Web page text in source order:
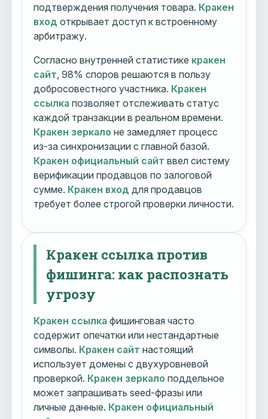
подтверждения получения товара. Кракен
вход открывает доступ к встроенному
арбитражу.
Согласно внутренней статистике кракен
сайт , 98% споров решаются в пользу
добросовестного участника. Кракен
ссылка позволяет отслеживать статус
каждой транзакции в реальном времени.
Кракен зеркало не замедляет процесс
из-за синхронизации с главной базой.
Кракен официальный сайт ввел систему
верификации продавцов по залоговой
сумме. Кракен вход для продавцов
требует более строгой проверки личности.
Кракен ссылка против
фишинга: как распознать
угрозу
Кракен ссылка фишинговая часто
содержит опечатки или нестандартные
символы. Кракен сайт настоящий
использует домены с двухуровневой
проверкой. Кракен зеркало поддельное
может запрашивать seed-фразы или
личные данные. Кракен официальный